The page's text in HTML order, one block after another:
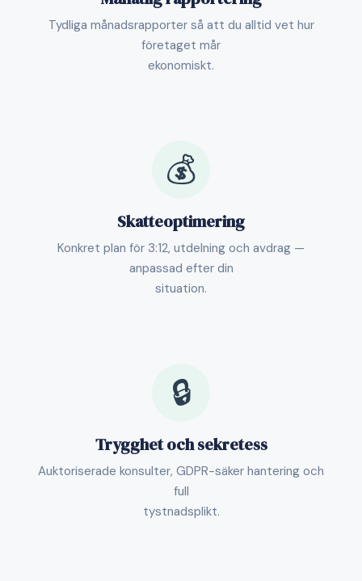
Tydliga månadsrapporter så att du alltid vet hur
företaget mår
ekonomiskt.
💰
Skatteoptimering
Konkret plan för 3:12, utdelning och avdrag —
anpassad efter din
situation.
🔒
Trygghet och sekretess
Auktoriserade konsulter, GDPR-säker hantering och
full
tystnadsplikt.